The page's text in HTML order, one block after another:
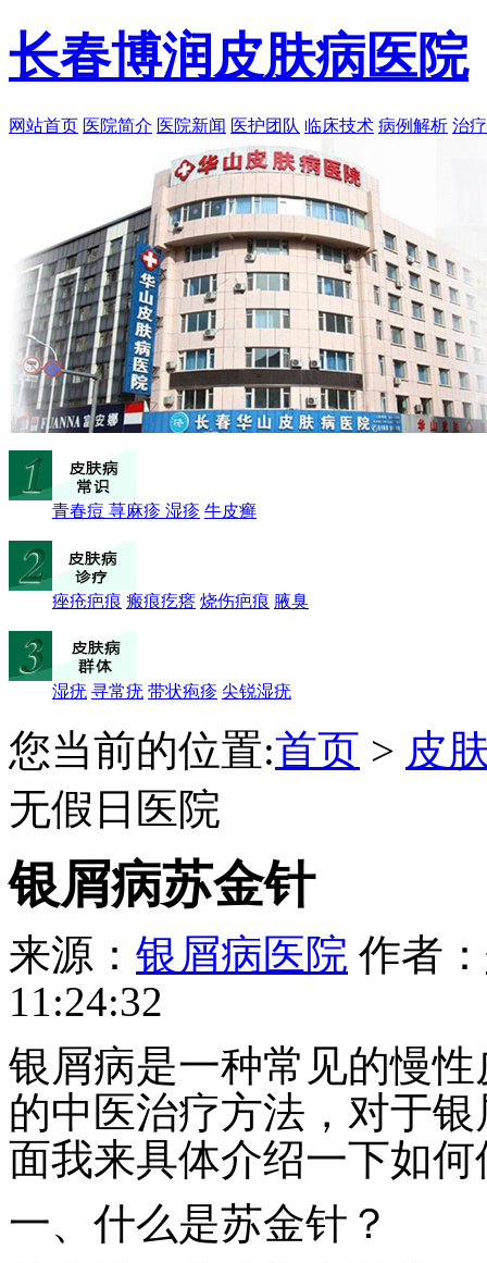
长春博润皮肤病医院
网站首页 医院简介 医院新闻 医护团队 临床技术 病例解析 治
青春痘 荨麻疹 湿疹 牛皮癣
痤疮疤痕 瘢痕疙瘩 烧伤疤痕 腋臭
湿疣 寻常疣 带状疱疹 尖锐湿疣
您当前的位置:首页 > 皮
无假日医院
银屑病苏金针
来源： 银屑病医院 作者：
11:24:32
银屑病是一种常见的慢
的中医治疗方法，对于
面我来具体介绍一下如
一、什么是苏金针？